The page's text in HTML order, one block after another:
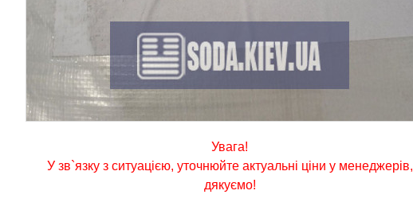
Увага!
У зв`язку з ситуацією, уточнюйте актуальні ціни у менеджерів,
дякуємо!